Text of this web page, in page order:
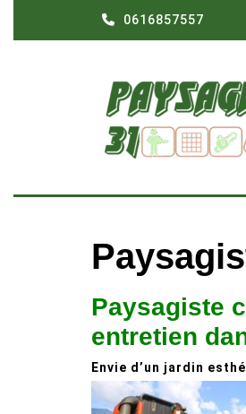
0616857557
Paysagiste
entretien
Envie d’un jardin